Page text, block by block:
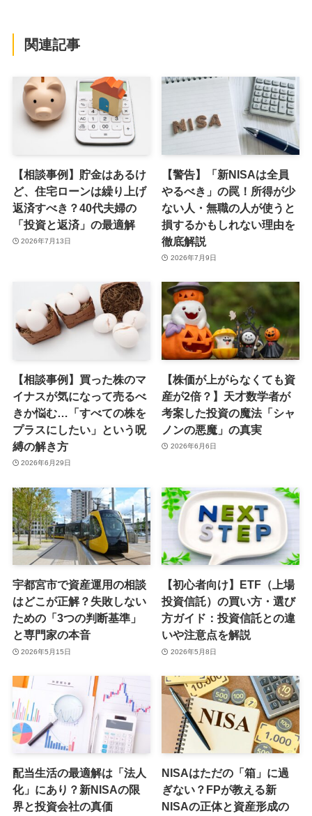
関連記事
【相談事例】貯金はあるけ
ど、住宅ローンは繰り上げ
返済すべき？40代夫婦の
「投資と返済」の最適解
2026年7月13日
【警告】「新NISAは全員
やるべき」の罠！所得が少
ない人・無職の人が使うと
損するかもしれない理由を
徹底解説
2026年7月9日
【相談事例】買った株のマ
イナスが気になって売るべ
きか悩む…「すべての株を
プラスにしたい」という呪
縛の解き方
2026年6月29日
【株価が上がらなくても資
産が2倍？】天才数学者が
考案した投資の魔法「シャ
ノンの悪魔」の真実
2026年6月6日
宇都宮市で資産運用の相談
はどこが正解？失敗しない
ための「3つの判断基準」
と専門家の本音
2026年5月15日
【初心者向け】ETF（上場
投資信託）の買い方・選び
方ガイド：投資信託との違
いや注意点を解説
2026年5月8日
配当生活の最適解は「法人
化」にあり？新NISAの限
界と投資会社の真価
NISAはただの「箱」に過
ぎない？FPが教える新
NISAの正体と資産形成の